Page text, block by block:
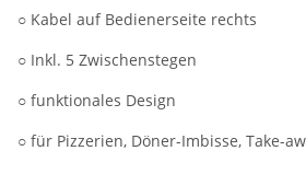
○ Kabel auf Bedienerseite rechts
○ Inkl. 5 Zwischenstegen
○ funktionales Design
○ für Pizzerien, Döner-Imbisse, Take-